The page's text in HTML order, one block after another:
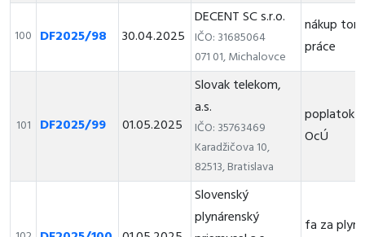
100 DF2025/98 30.04.2025
DECENT SC s.r.o.
IČO: 31685064
071 01, Michalovce
nákup
práce
101 DF2025/99 01.05.2025
Slovak telekom,
a.s.
IČO: 35763469
Karadžičova 10,
82513, Bratislava
poplatok
OcÚ
Slovenský
plynárenský
fa za plyn